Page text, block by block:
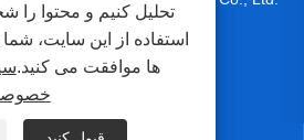
تحلیل کنیم و محتوا را
استفاده از این سایت،
ها موافقت می کنید.